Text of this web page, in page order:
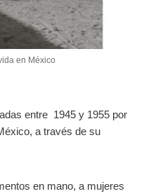
en México
entre 1945 y 1955 por
a través de su
en mano, a mujeres